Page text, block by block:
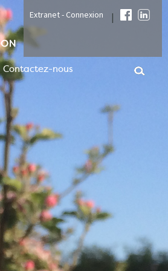
Extranet - Connexion |
Contactez-nous